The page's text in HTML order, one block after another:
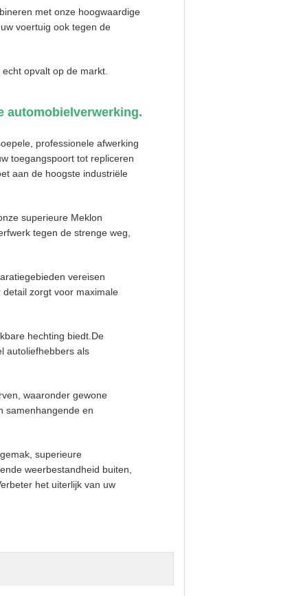
met onze hoogwaardige
voertuig ook tegen de
opvalt op de markt.
automobielverwerking.
professionele afwerking
toegangspoort tot repliceren
aan de hoogste industriële
superieure Meklon
tegen de strenge weg,
vereisen
zorgt voor maximale
hechting biedt.De
autoliefhebbers als
waaronder gewone
samenhangende en
superieure
weerbestandheid buiten,
het uiterlijk van uw